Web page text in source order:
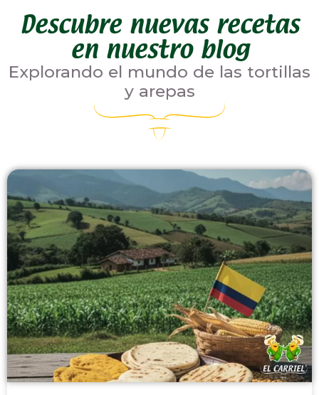
Descubre nuevas recetas
en nuestro blog
Explorando el mundo de las tortillas
y arepas
Todos los artículos